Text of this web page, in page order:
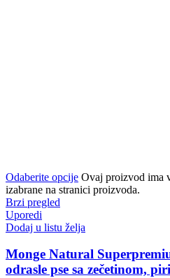
Odaberite opcije Ovaj proizvod ima
izabrane na stranici proizvoda.
Brzi pregled
Uporedi
Dodaj u listu želja
Monge Natural
odrasle pse sa zečetinom,